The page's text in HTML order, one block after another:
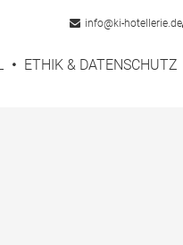
info@ki-hotellerie.de
ETHIK & DATENSCHUTZ